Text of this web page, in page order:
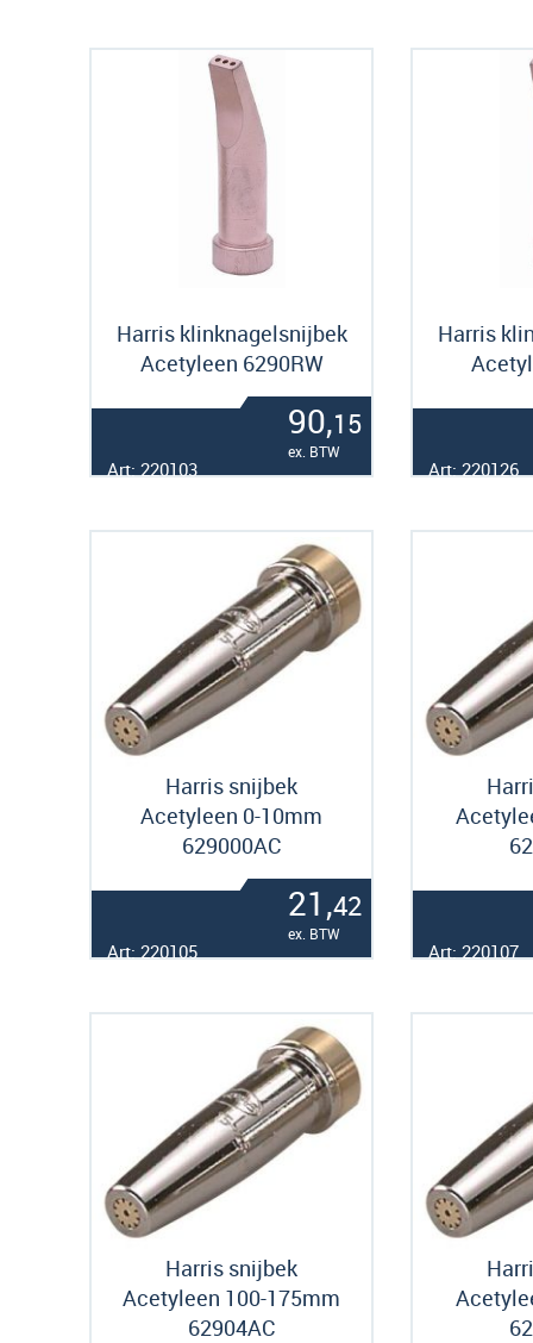
Harris klinknagelsnijbek
Acetyleen 6290RW
90,15
ex. BTW
Art: 220103
Harris
Art: 220126
Harris snijbek
Acetyleen 0-10mm
629000AC
21,42
ex. BTW
Art: 220105 Art: 220107
Harris snijbek
Acetyleen 100-175mm
62904AC